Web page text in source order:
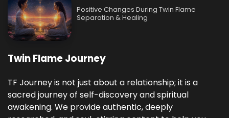
Positive Changes During Twin Flame
Separation & Healing
Twin Flame Journey
TF Journey is not just about a relationship; it is a
sacred journey of self-discovery and spiritual
awakening. We provide authentic, deeply